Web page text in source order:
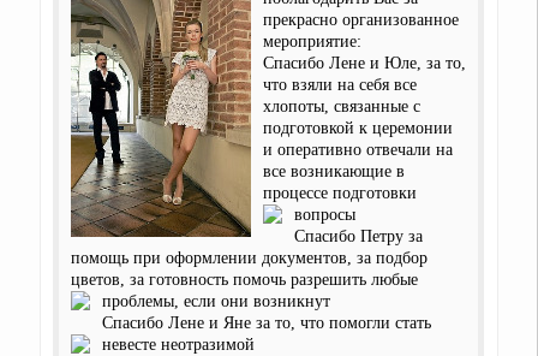
прекрасно организованное
мероприятие:
Спасибо Лене и Юле, за то,
что взяли на себя все
хлопоты, связанные с
подготовкой к церемонии
и оперативно отвечали на
все возникающие в
процессе подготовки
вопросы
Спасибо Петру за
помощь при оформлении документов, за подбор
цветов, за готовность помочь разрешить любые
проблемы, если они возникнут
Спасибо Лене и Яне за то, что помогли стать
невесте неотразимой